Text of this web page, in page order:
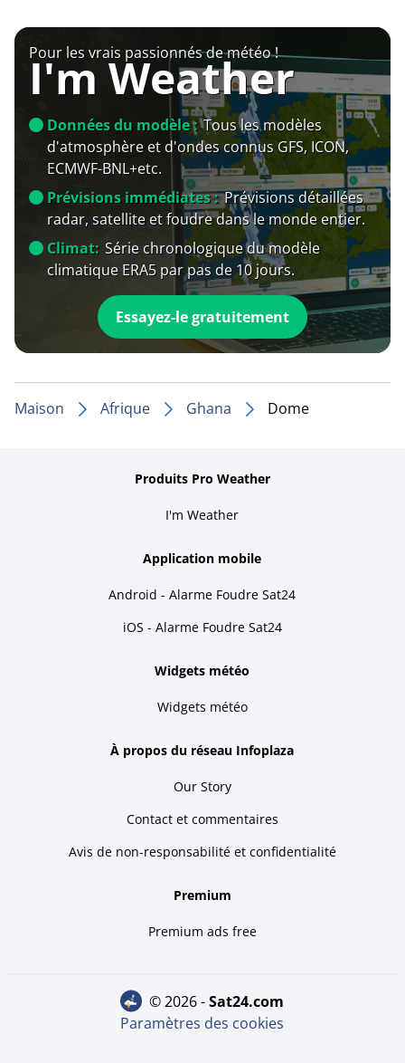
Pour les vrais passionnés de météo !
I'm Weather
Données du modèle : Tous les modèles
d'atmosphère et d'ondes connus GFS, ICON,
ECMWF-BNL+etc.
Prévisions immédiates : Prévisions détaillées
radar, satellite et foudre dans le monde entier.
Climat: Série chronologique du modèle
climatique ERA5 par pas de 10 jours.
Essayez-le gratuitement
Maison Afrique Ghana Dome
Produits Pro Weather
I'm Weather
Application mobile
Android - Alarme Foudre Sat24
iOS - Alarme Foudre Sat24
Widgets météo
Widgets météo
À propos du réseau Infoplaza
Our Story
Contact et commentaires
Avis de non-responsabilité et confidentialité
Premium
Premium ads free
© 2026 - sat24.com
Paramètres des cookies